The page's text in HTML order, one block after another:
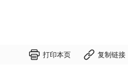
 打印本页  复制链接